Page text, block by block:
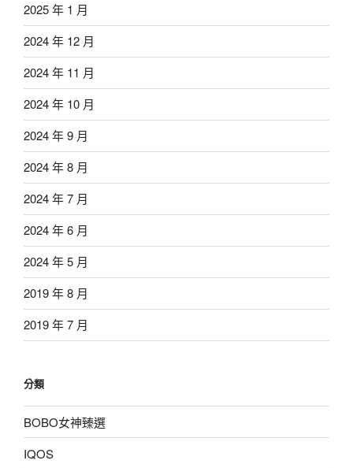
2025 年 1 月
2024 年 12 月
2024 年 11 月
2024 年 10 月
2024 年 9 月
2024 年 8 月
2024 年 7 月
2024 年 6 月
2024 年 5 月
2019 年 8 月
2019 年 7 月
分類
BOBO女神臻選
IQOS